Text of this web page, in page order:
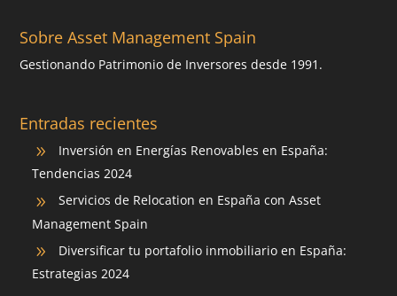
Sobre Asset Management Spain
Gestionando Patrimonio de Inversores desde 1991.
Entradas recientes
9
Inversión en Energías Renovables en España:
Tendencias 2024
9
Servicios de Relocation en España con Asset
Management Spain
9
Diversificar tu portafolio inmobiliario en España:
Estrategias 2024